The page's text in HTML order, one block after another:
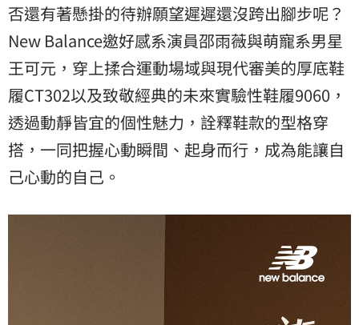
否還有著懸掛的待辦願望遲遲還沒跨出腳步呢？
New Balance邀好感系演員邵雨薇與萌寵系男星
王可元，穿上揉合運動場域與現代審美的厚底鞋
履CT302以及致敬經典的未來實驗性鞋履9060，
透過動靜皆宜的個性魅力，詮釋鞋款的型格穿
搭，一同把握心動瞬間、起身而行，成為能讓自
己心動的自己。